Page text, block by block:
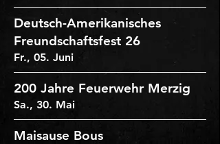
Deutsch-Amerikanisches
Freundschaftsfest 26
Fr., 05. Juni
200 Jahre Feuerwehr Merzig
Sa., 30. Mai
Maisause Bous